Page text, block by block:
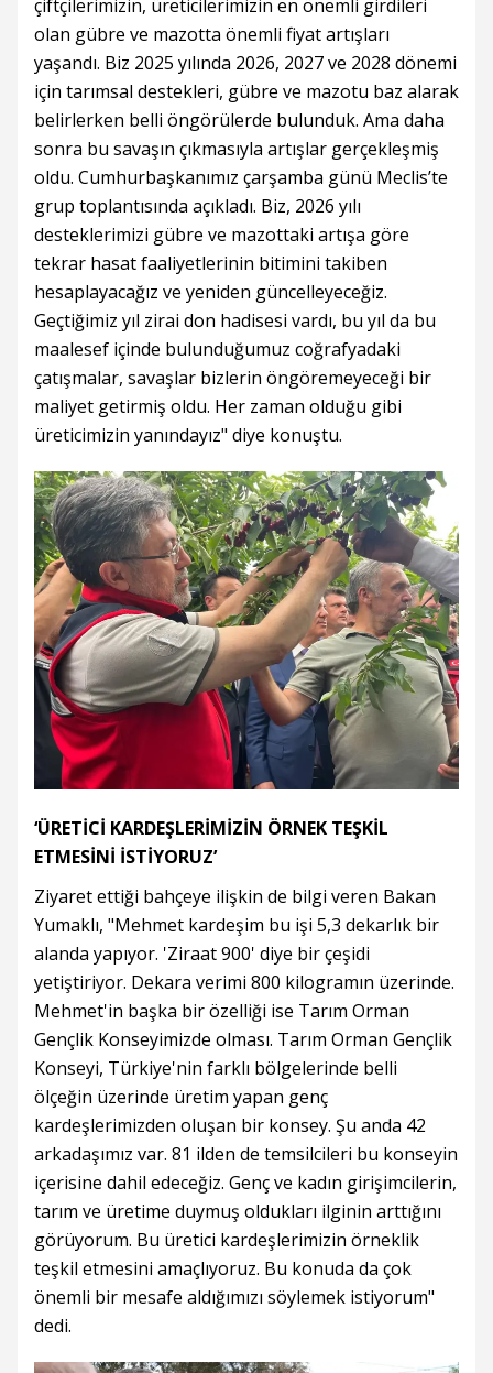
çiftçilerimizin, üreticilerimizin en önemli girdileri
olan gübre ve mazotta önemli fiyat artışları
yaşandı. Biz 2025 yılında 2026, 2027 ve 2028 dönemi
için tarımsal destekleri, gübre ve mazotu baz alarak
belirlerken belli öngörülerde bulunduk. Ama daha
sonra bu savaşın çıkmasıyla artışlar gerçekleşmiş
oldu. Cumhurbaşkanımız çarşamba günü Meclis’te
grup toplantısında açıkladı. Biz, 2026 yılı
desteklerimizi gübre ve mazottaki artışa göre
tekrar hasat faaliyetlerinin bitimini takiben
hesaplayacağız ve yeniden güncelleyeceğiz.
Geçtiğimiz yıl zirai don hadisesi vardı, bu yıl da bu
maalesef içinde bulunduğumuz coğrafyadaki
çatışmalar, savaşlar bizlerin öngöremeyeceği bir
maliyet getirmiş oldu. Her zaman olduğu gibi
üreticimizin yanındayız" diye konuştu.
‘ÜRETİCİ KARDEŞLERİMİZİN ÖRNEK TEŞKİL
ETMESİNİ İSTİYORUZ’
Ziyaret ettiği bahçeye ilişkin de bilgi veren Bakan
Yumaklı, "Mehmet kardeşim bu işi 5,3 dekarlık bir
alanda yapıyor. 'Ziraat 900' diye bir çeşidi
yetiştiriyor. Dekara verimi 800 kilogramın üzerinde.
Mehmet'in başka bir özelliği ise Tarım Orman
Gençlik Konseyimizde olması. Tarım Orman Gençlik
Konseyi, Türkiye'nin farklı bölgelerinde belli
ölçeğin üzerinde üretim yapan genç
kardeşlerimizden oluşan bir konsey. Şu anda 42
arkadaşımız var. 81 ilden de temsilcileri bu konseyin
içerisine dahil edeceğiz. Genç ve kadın girişimcilerin,
tarım ve üretime duymuş oldukları ilginin arttığını
görüyorum. Bu üretici kardeşlerimizin örneklik
teşkil etmesini amaçlıyoruz. Bu konuda da çok
önemli bir mesafe aldığımızı söylemek istiyorum"
dedi.